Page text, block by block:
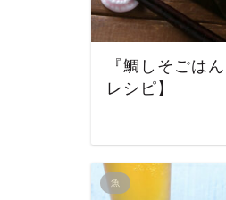
『鯛しそごは
レシピ】
魚